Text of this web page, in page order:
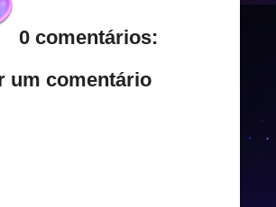
0 comentários:
um comentário